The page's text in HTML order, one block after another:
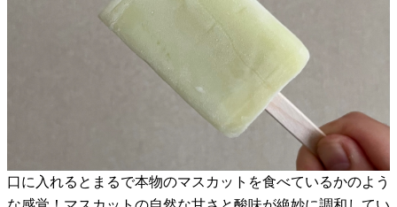
口に入れるとまるで本物のマスカットを食べているかのよう